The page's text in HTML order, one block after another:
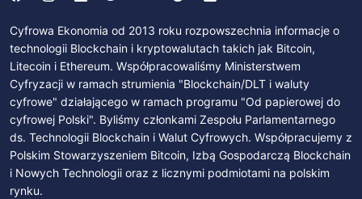
Cyfrowa Ekonomia od 2013 roku rozpowszechnia informacje o
technologii Blockchain i kryptowalutach takich jak Bitcoin,
Litecoin i Ethereum. Współpracowaliśmy Ministerstwem
Cyfryzacji w ramach strumienia "Blockchain/DLT i waluty
cyfrowe" działającego w ramach programu "Od papierowej do
cyfrowej Polski". Byliśmy członkami Zespołu Parlamentarnego
ds. Technologii Blockchain i Walut Cyfrowych. Współpracujemy z
Polskim Stowarzyszeniem Bitcoin, Izbą Gospodarczą Blockchain
i Nowych Technologii oraz z licznymi podmiotami na polskim
rynku.